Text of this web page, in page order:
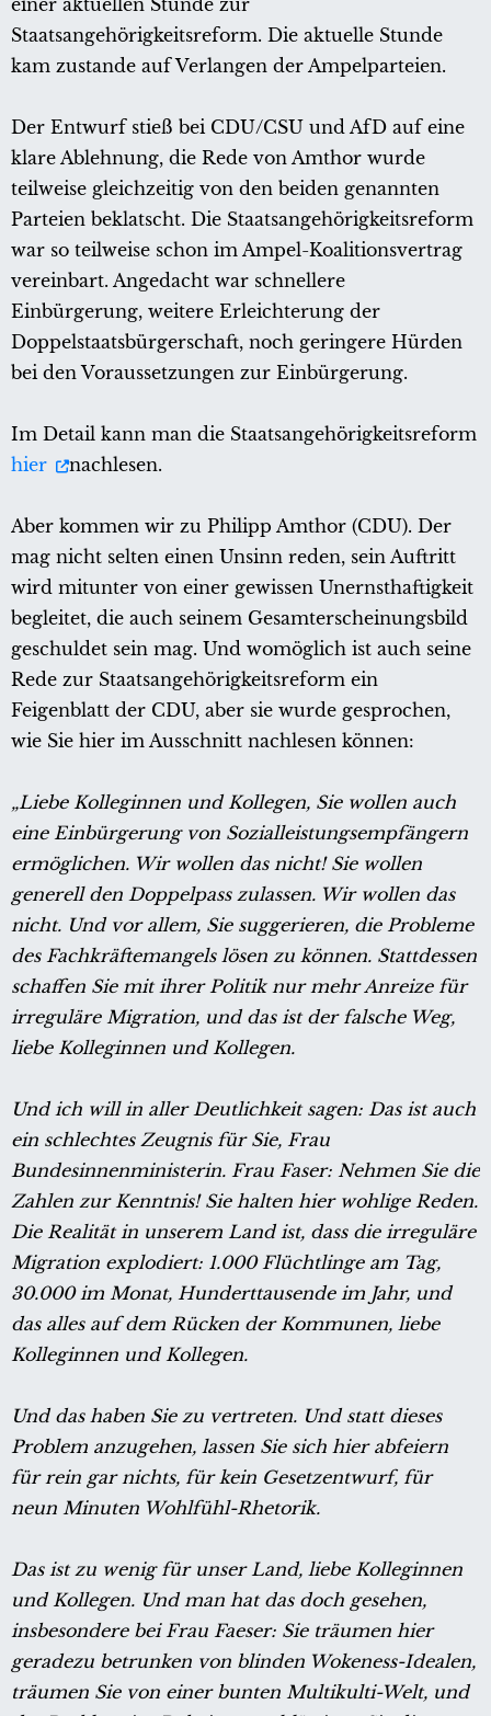
einer aktuellen Stunde zur
Staatsangehörigkeitsreform. Die aktuelle Stunde
kam zustande auf Verlangen der Ampelparteien.
Der Entwurf stieß bei CDU/CSU und AfD auf eine
klare Ablehnung, die Rede von Amthor wurde
teilweise gleichzeitig von den beiden genannten
Parteien beklatscht. Die Staatsangehörigkeitsreform
war so teilweise schon im Ampel-Koalitionsvertrag
vereinbart. Angedacht war schnellere
Einbürgerung, weitere Erleichterung der
Doppelstaatsbürgerschaft, noch geringere Hürden
bei den Voraussetzungen zur Einbürgerung.
Im Detail kann man die Staatsangehörigkeitsreform
hier
nachlesen.
Aber kommen wir zu Philipp Amthor (CDU). Der
mag nicht selten einen Unsinn reden, sein Auftritt
wird mitunter von einer gewissen Unernsthaftigkeit
begleitet, die auch seinem Gesamterscheinungsbild
geschuldet sein mag. Und womöglich ist auch seine
Rede zur Staatsangehörigkeitsreform ein
Feigenblatt der CDU, aber sie wurde gesprochen,
wie Sie hier im Ausschnitt nachlesen können:
„Liebe Kolleginnen und Kollegen, Sie wollen auch
eine Einbürgerung von Sozialleistungsempfängern
ermöglichen. Wir wollen das nicht! Sie wollen
generell den Doppelpass zulassen. Wir wollen das
nicht. Und vor allem, Sie suggerieren, die Probleme
des Fachkräftemangels lösen zu können. Stattdessen
schaffen Sie mit ihrer Politik nur mehr Anreize für
irreguläre Migration, und das ist der falsche Weg,
liebe Kolleginnen und Kollegen.
Und ich will in aller Deutlichkeit sagen: Das ist auch
ein schlechtes Zeugnis für Sie, Frau
Bundesinnenministerin. Frau Faser: Nehmen Sie die
Zahlen zur Kenntnis! Sie halten hier wohlige Reden.
Die Realität in unserem Land ist, dass die irreguläre
Migration explodiert: 1.000 Flüchtlinge am Tag,
30.000 im Monat, Hunderttausende im Jahr, und
das alles auf dem Rücken der Kommunen, liebe
Kolleginnen und Kollegen.
Und das haben Sie zu vertreten. Und statt dieses
Problem anzugehen, lassen Sie sich hier abfeiern
für rein gar nichts, für kein Gesetzentwurf, für
neun Minuten Wohlfühl-Rhetorik.
Das ist zu wenig für unser Land, liebe Kolleginnen
und Kollegen. Und man hat das doch gesehen,
insbesondere bei Frau Faeser: Sie träumen hier
geradezu betrunken von blinden Wokeness-Idealen,
träumen Sie von einer bunten Multikulti-Welt, und